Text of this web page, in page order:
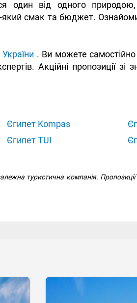
один від одного природою,
який смак та бюджет.
. Ви можете
Акційні пропозиції зі
Єгипет Kompas
Єгипет TUI
туристична компанія.